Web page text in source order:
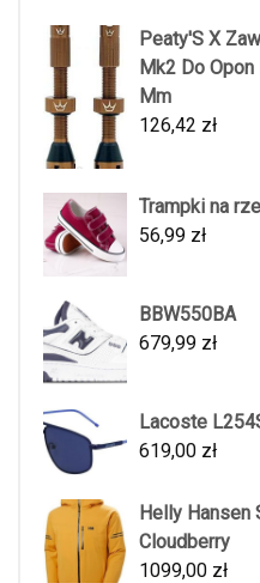
Peaty'S X
Mk2 Do
Mm
126,42 zł
Trampki na
56,99 zł
BBW550BA
679,99 zł
Lacoste
619,00 zł
Helly Hansen
Cloudberry
1099,00 zł